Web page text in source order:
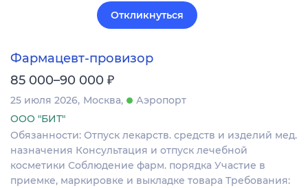
Откликнуться
Фармацевт-провизор
85 000–90 000 ₽
25 июля 2026 Москва
Аэропорт
ООО "БИТ"
Обязанности: Отпуск лекарств. средств и изделий мед.
назначения Консультация и отпуск лечебной
косметики Соблюдение фарм. порядка Участие в
приемке, маркировке и выкладке товара Требования: